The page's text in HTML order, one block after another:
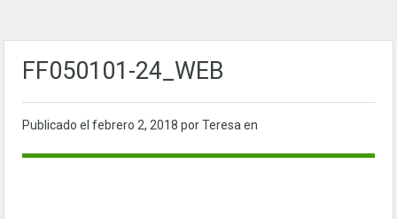
FF050101-24_WEB
Publicado el febrero 2, 2018 por Teresa en